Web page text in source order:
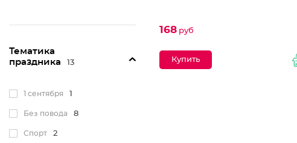
Тематика
праздника
13
1 сентября 1
Без повода 8
Спорт 2
168руб